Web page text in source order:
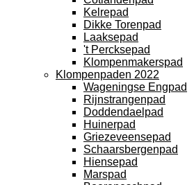
Kelrepad
Dikke Torenpad
Laaksepad
't Percksepad
Klompenmakerspad
Klompenpaden 2022
Wageningse Engpad
Rijnstrangenpad
Doddendaelpad
Huinerpad
Griezeveensepad
Schaarsbergenpad
Hiensepad
Marspad